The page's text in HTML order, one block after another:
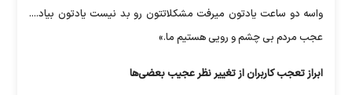
واسه دو ساعت یادتون میرفت مشکلاتتون رو بد نیست یادتون بیاد....
عجب مردم بی چشم و رویی هستیم ما.»
ابراز تعجب کاربران از تغییر نظر عجیب بعضی‌ها